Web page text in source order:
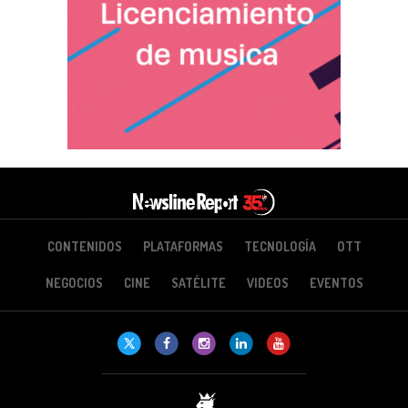
CONTENIDOS PLATAFORMAS TECNOLOGÍA OTT
NEGOCIOS CINE SATÉLITE VIDEOS EVENTOS